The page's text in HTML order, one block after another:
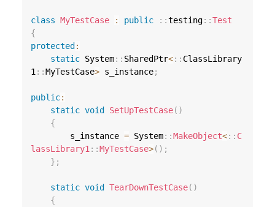
class MyTestCase : public ::testing::Test
{
protected :
static System:: SharedPtr<:: ClassLibrary
1 ::MyTestCase> s_instance;
public:
static void SetUpTestCase( )
{
        s_instance
= System::MakeObject<:: C
lassLibrary1 ::MyTestCase>( ) ;
} ;
static void TearDownTestCase( )
{